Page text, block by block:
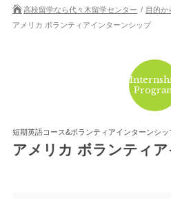
高校留学なら代々木留学センター 目的か
アメリカ ボランティアインターンシップ
短期英語コース&ボランティアインターンシッ
アメリカ ボランティ